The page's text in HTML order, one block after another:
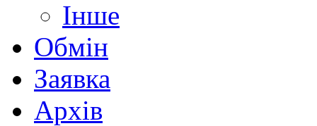
Інше
Обмін
Заявка
Архів